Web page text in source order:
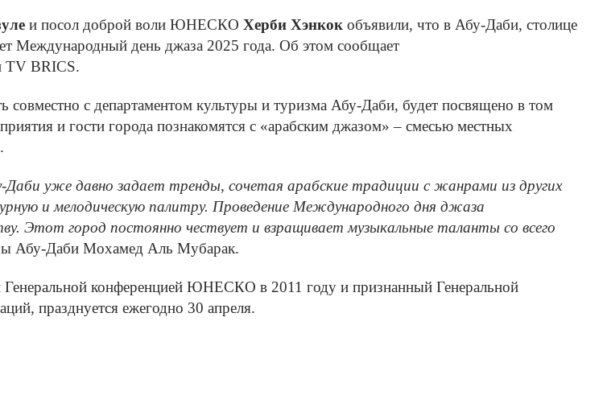
и посол доброй воли ЮНЕСКОХерби Хэнкок объявили, что в Абу-Даби, столице
Международный день джаза 2025 года. Об этом сообщает
TV BRICS.
совместно с департаментом культуры и туризма Абу-Даби, будет посвящено в том
и гости города познакомятся с «арабским джазом» – смесью местных
уже давно задает тренды, сочетая арабские традиции с жанрами из других
и мелодическую палитру. Проведение Международного дня джаза
Этот город постоянно чествует и взращивает музыкальные таланты со всего
Абу-Даби Мохамед Аль Мубарак.
конференцией ЮНЕСКО в 2011 году и признанный Генеральной
празднуется ежегодно 30 апреля.